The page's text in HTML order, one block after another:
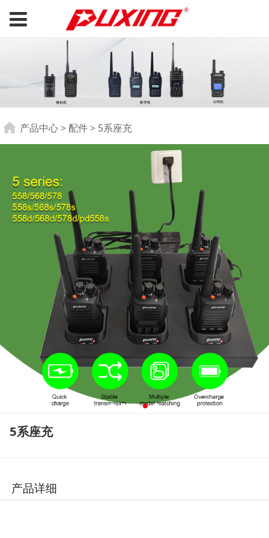
5系座充
产品中心> 配件> 5系座充
5系座充
产品详细